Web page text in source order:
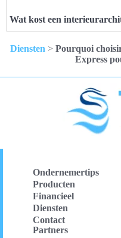
Wat kost een
Diensten > Pourquoi
Express
Ondernemertips
Producten
Financieel
Diensten
Contact
Partners